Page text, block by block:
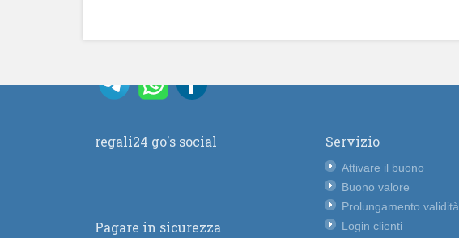
regali24 go's social
Pagare in sicurezza
Servizio
Attivare il buono
Buono valore
Prolungamento validità
Login clienti